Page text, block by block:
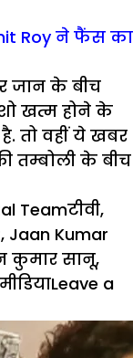
Roy ने फैंस का
जान के बीच
शो खत्म होने के
तो वहीं ये खबर
तम्बोली के बीच
Teamटीवी,
, Jaan Kumar
कुमार सानू,
Leave a